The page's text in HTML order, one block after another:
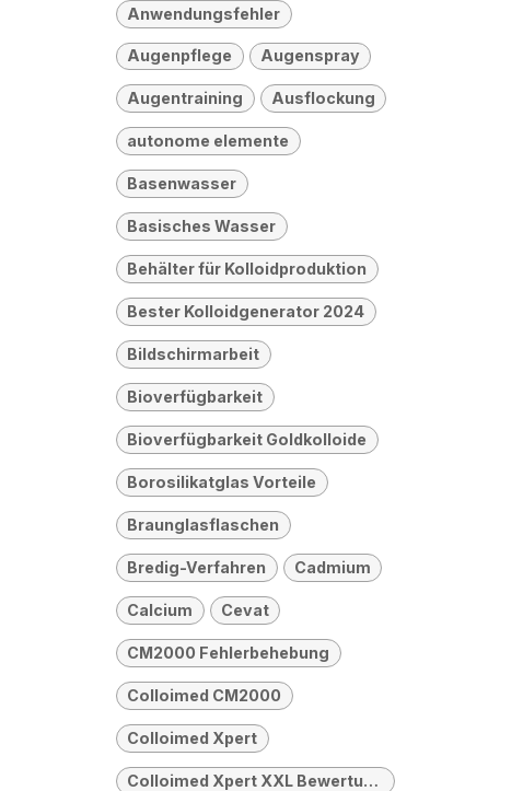
Anwendungsfehler
Augenpflege Augenspray
Augentraining Ausflockung
autonome elemente
Basenwasser
Basisches Wasser
Behälter für Kolloidproduktion
Bester Kolloidgenerator 2024
Bildschirmarbeit
Bioverfügbarkeit
Bioverfügbarkeit Goldkolloide
Borosilikatglas Vorteile
Braunglasflaschen
Bredig-Verfahren Cadmium
Calcium Cevat
CM2000 Fehlerbehebung
Colloimed CM2000
Colloimed Xpert
Colloimed Xpert XXL Bewertung